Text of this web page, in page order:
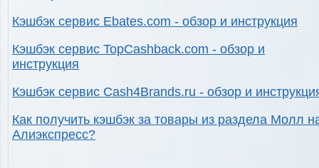
Кэшбэк сервис Ebates.com - обзор и инструкция
Кэшбэк сервис TopCashback.com - обзор и
инструкция
Кэшбэк сервис Cash4Brands.ru - обзор и
Как получить кэшбэк за товары из раздела Молл
Алиэкспресс?